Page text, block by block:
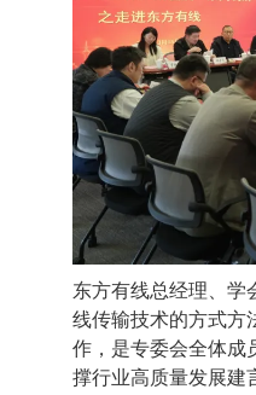
东方有线总经理、学
线传输技术的方式方
作，是专委会全体成
撑行业高质量发展建